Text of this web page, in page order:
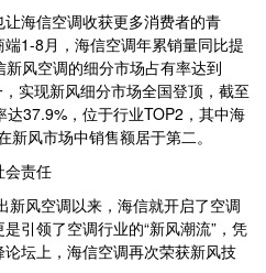
海信空调收获更多消费者的青
1-8月，海信空调年累销量同比提
风空调的细分市场占有率达到
实现新风细分市场全国登顶，截至
37.9%，位于行业TOP2，其中海
风市场中销售额居于第二。
责任
风空调以来，海信就开启了空调
引领了空调行业的“新风潮流”，凭
坛上，海信空调再次荣获新风技